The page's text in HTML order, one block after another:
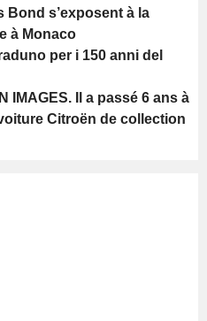
Bond s’exposent à la
à Monaco
per i 150 anni del
IMAGES. Il a passé 6 ans à
Citroën de collection